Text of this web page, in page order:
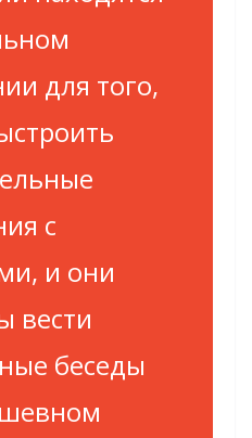
для того,
с
и они
вести
беседы